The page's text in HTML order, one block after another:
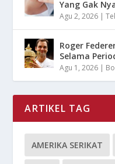
Yang Gak
Agu 2, 2026 |
Roger
Selama
Agu 1, 2026 |
ARTIKEL TAG
AMERIKA SERIKAT